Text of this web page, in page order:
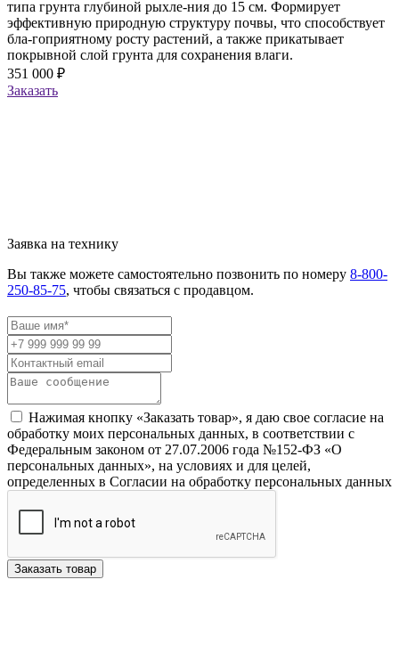
типа грунта глубиной рыхле-ния до 15 см. Формирует
эффективную природную структуру почвы, что способствует
бла-гоприятному росту растений, а также прикатывает
покрывной слой грунта для сохранения влаги.
351 000 ₽
Заказать
Заявка на технику
Вы также можете самостоятельно позвонить по номеру 8-800-
250-85-75, чтобы связаться с продавцом.
Нажимая кнопку «Заказать товар», я даю свое согласие на
обработку моих персональных данных, в соответствии с
Федеральным законом от 27.07.2006 года №152-ФЗ «О
персональных данных», на условиях и для целей,
определенных в Согласии на обработку персональных данных
Заказать товар